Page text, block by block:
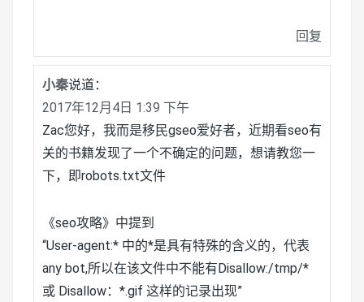
回复
小秦说道：
2017年12月4日 1:39 下午
Zac您好，我而是移民gseo爱好者，近期看seo有
关的书籍发现了一个不确定的问题，想请教您一
下，即robots.txt文件
《seo攻略》中提到
“User-agent:* 中的*是具有特殊的含义的，代表
any bot,所以在该文件中不能有Disallow:/tmp/*
或 Disallow：*.gif 这样的记录出现”